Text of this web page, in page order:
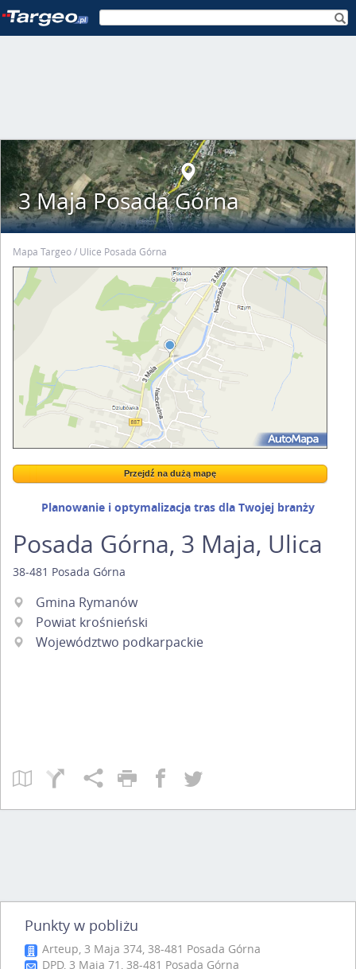
3 Maja Posada Górna
Mapa Targeo Ulice Posada Górna
Wstaw tę mapkę na swoją stronę
Przejdź na dużą mapę
Przejdź na dużą mapę
Planowanie i optymalizacja tras dla Twojej branży
Posada Górna, 3 Maja, Ulica
38-481 Posada Górna
Gmina Rymanów
Powiat krośnieński
Województwo podkarpackie
Punkty w pobliżu
Arteup, 3 Maja 374, 38-481 Posada Górna
DPD, 3 Maja 71, 38-481 Posada Górna